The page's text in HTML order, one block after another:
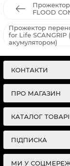
FLOOD
Прожектор
for Life
акумулятором)
КОНТАКТИ
ПРО МАГАЗИН
КАТАЛОГ
ПІДПИСКА
МИ У